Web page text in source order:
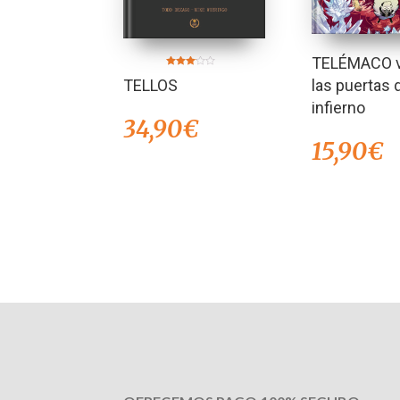
en
3.00
TELLOS
34,90€
TELÉMACO
las puertas
infierno
15,90€